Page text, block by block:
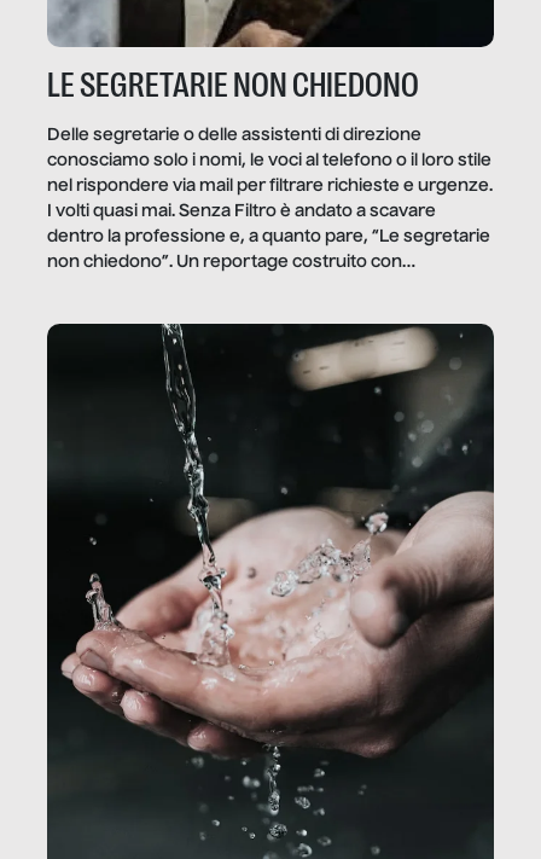
LE SEGRETARIE NON CHIEDONO
Delle segretarie o delle assistenti di direzione
conosciamo solo i nomi, le voci al telefono o il loro stile
nel rispondere via mail per filtrare richieste e urgenze.
I volti quasi mai. Senza Filtro è andato a scavare
dentro la professione e, a quanto pare, “Le segretarie
non chiedono”. Un reportage costruito con